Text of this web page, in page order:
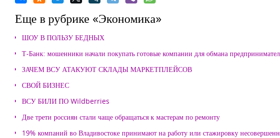
Еще в рубрике «Экономика»
ШОУ В ПОЛЬЗУ БЕДНЫХ
Т-Банк: мошенники начали покупать готовые компании для обмана
ЗАЧЕМ ВСУ АТАКУЮТ СКЛАДЫ МАРКЕТПЛЕЙСОВ
СВОЙ БИЗНЕС
ВСУ БИЛИ ПО Wildberries
Две трети россиян стали чаще обращаться к мастерам по ремонту
19% компаний во Владивостоке принимают на работу или стажировку